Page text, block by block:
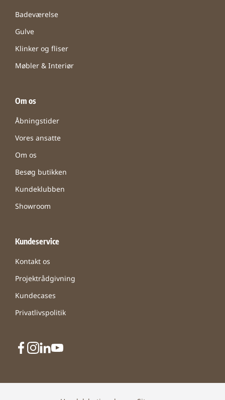
Badeværelse
Gulve
Klinker og fliser
Møbler & Interiør
Om os
Åbningstider
Vores ansatte
Om os
Besøg butikken
Kundeklubben
Showroom
Kundeservice
Kontakt os
Projektrådgivning
Kundecases
Privatlivspolitik